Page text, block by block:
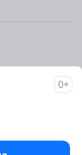
0+